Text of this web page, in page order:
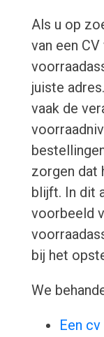
Als u op
van een
juiste
vaak de
zorgen dat
blijft. In dit
voorbeeld
bij het
We
Een